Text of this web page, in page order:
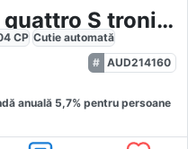
Audi A5 Avant TDI quattro S tronic edition one AHK
CP Cutie automată
AUD214160
anuală 5,7% pentru persoane